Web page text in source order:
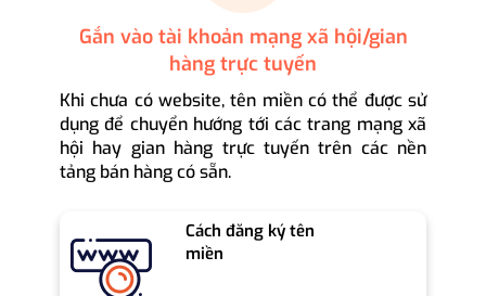
Gắn vào tài khoản mạng xã hội/gian
hàng trực tuyến
Khi chưa có website, tên miền có thể được sử
dụng để chuyển hướng tới các trang mạng xã
hội hay gian hàng trực tuyến trên các nền
tảng bán hàng có sẵn.
Cách đăng ký tên
miền